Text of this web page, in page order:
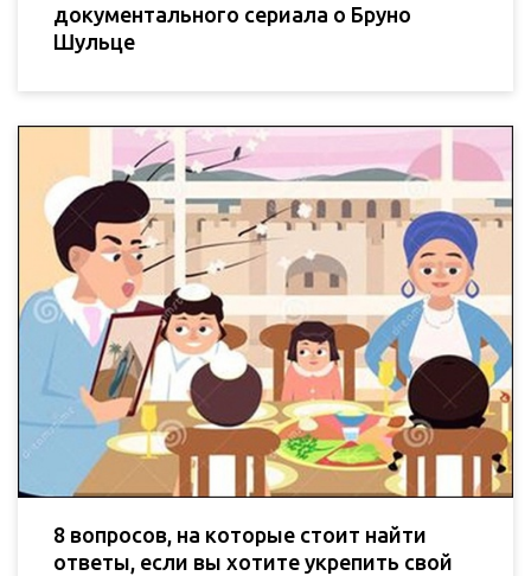
документального сериала о Бруно
Шульце
8 вопросов, на которые стоит найти
ответы, если вы хотите укрепить свой